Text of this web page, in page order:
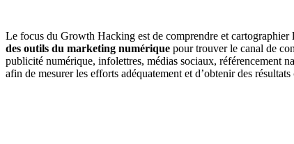
Le focus du Growth Hacking est de comprendre et
des outils du marketing numérique pour trouver le canal de
publicité numérique, infolettres, médias sociaux, référencement
afin de mesurer les efforts adéquatement et d’obtenir des